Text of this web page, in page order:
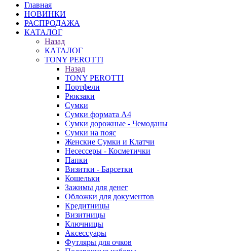
Главная
НОВИНКИ
РАСПРОДАЖА
КАТАЛОГ
Назад
КАТАЛОГ
TONY PEROTTI
Назад
TONY PEROTTI
Портфели
Рюкзаки
Сумки
Сумки формата А4
Сумки дорожные - Чемоданы
Сумки на пояс
Женские Сумки и Клатчи
Несессеры - Косметички
Папки
Визитки - Барсетки
Кошельки
Зажимы для денег
Обложки для документов
Кредитницы
Визитницы
Ключницы
Аксессуары
Футляры для очков